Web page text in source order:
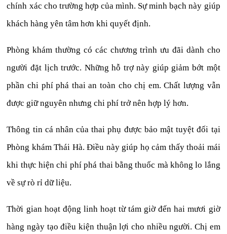
chính xác cho trường hợp của mình. Sự minh bạch này giúp
khách hàng yên tâm hơn khi quyết định.
Phòng khám thường có các chương trình ưu đãi dành cho
người đặt lịch trước. Những hỗ trợ này giúp giảm bớt một
phần chi phí phá thai an toàn cho chị em. Chất lượng vẫn
được giữ nguyên nhưng chi phí trở nên hợp lý hơn.
Thông tin cá nhân của thai phụ được bảo mật tuyệt đối tại
Phòng khám Thái Hà. Điều này giúp họ cảm thấy thoải mái
khi thực hiện chi phí phá thai bằng thuốc mà không lo lắng
về sự rò rỉ dữ liệu.
Thời gian hoạt động linh hoạt từ tám giờ đến hai mươi giờ
hàng ngày tạo điều kiện thuận lợi cho nhiều người. Chị em